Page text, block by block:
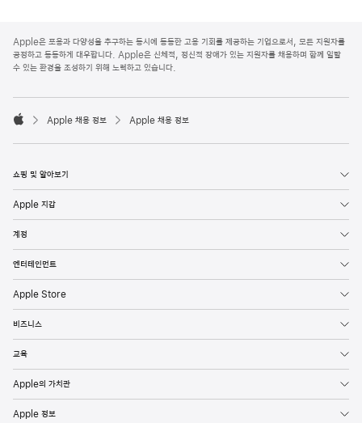
p
p
l
o
e
Apple은 포용과 다양성을 추구하는 동시에 동등한 고용 기회를 제공하는 기업으로서, 모든 지원자를
공정하고 동등하게 대우합니다. Apple은 신체적, 정신적 장애가 있는 지원자를 채용하며 함께 일할
수 있는 환경을 조성하기 위해 노력하고 있습니다.

p
l
Apple 채용 정보 Apple 채용 정보
쇼핑 및 알아보기
Apple 지갑
계정
엔터테인먼트
Apple Store
비즈니스
교육
Apple의 가치관
Apple 정보